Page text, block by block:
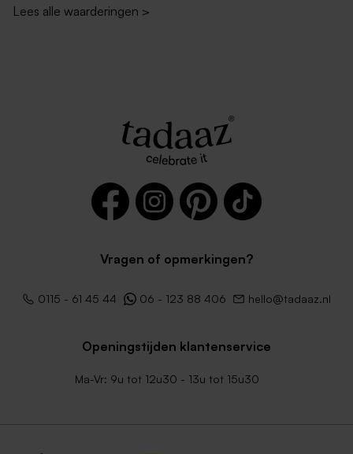
Lees alle waarderingen >
Vragen of opmerkingen?
0115 - 61 45 44 06 - 123 88 406 hello@tadaaz.nl
Openingstijden klantenservice
Ma-Vr: 9u tot 12u30 - 13u tot 15u30